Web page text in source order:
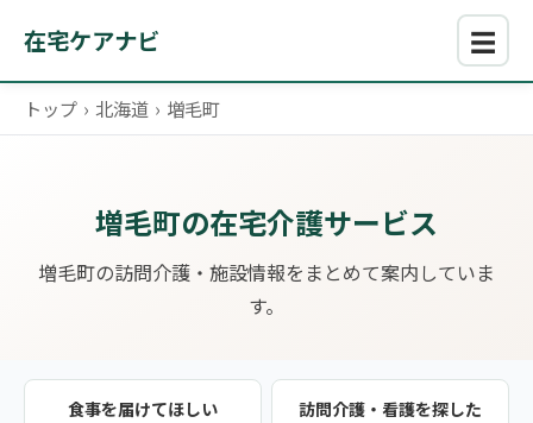
在宅ケアナビ ☰
トップ › 北海道 › 増毛町
増毛町の在宅介護サービス
増毛町の訪問介護・施設情報をまとめて案内していま
す。
食事を届けてほしい
訪問介護・看護を探した